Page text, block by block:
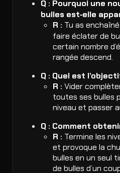
Q : Pourquoi une
bulles est‑elle
R : Tu as
faire éclater de
certain nombre
rangée descend.
Q : Quel est
R : Vider
toutes ses bulles
niveau et passer
Q : Comment
R : Termine les
et provoque la
bulles en un seul
de bulles d’un